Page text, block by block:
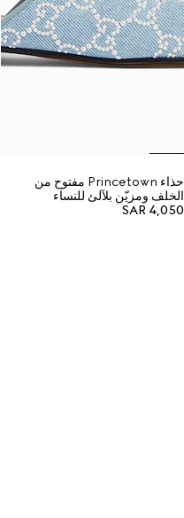
حذاء Princetown مفتوح من
الخلف ومزيّن بلآلئ للنساء
SAR 4,050